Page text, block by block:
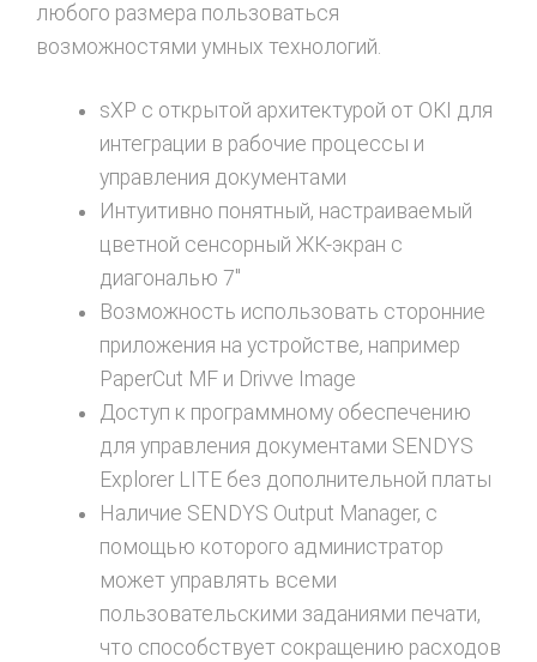
любого размера пользоваться
возможностями умных технологий.
sXP с открытой архитектурой от OKI для
интеграции в рабочие процессы и
управления документами
Интуитивно понятный, настраиваемый
цветной сенсорный ЖК-экран с
диагональю 7″
Возможность использовать сторонние
приложения на устройстве, например
PaperCut MF и Drivve Image
Доступ к программному обеспечению
для управления документами SENDYS
Explorer LITE без дополнительной платы
Наличие SENDYS Output Manager, с
помощью которого администратор
может управлять всеми
пользовательскими заданиями печати,
что способствует сокращению расходов